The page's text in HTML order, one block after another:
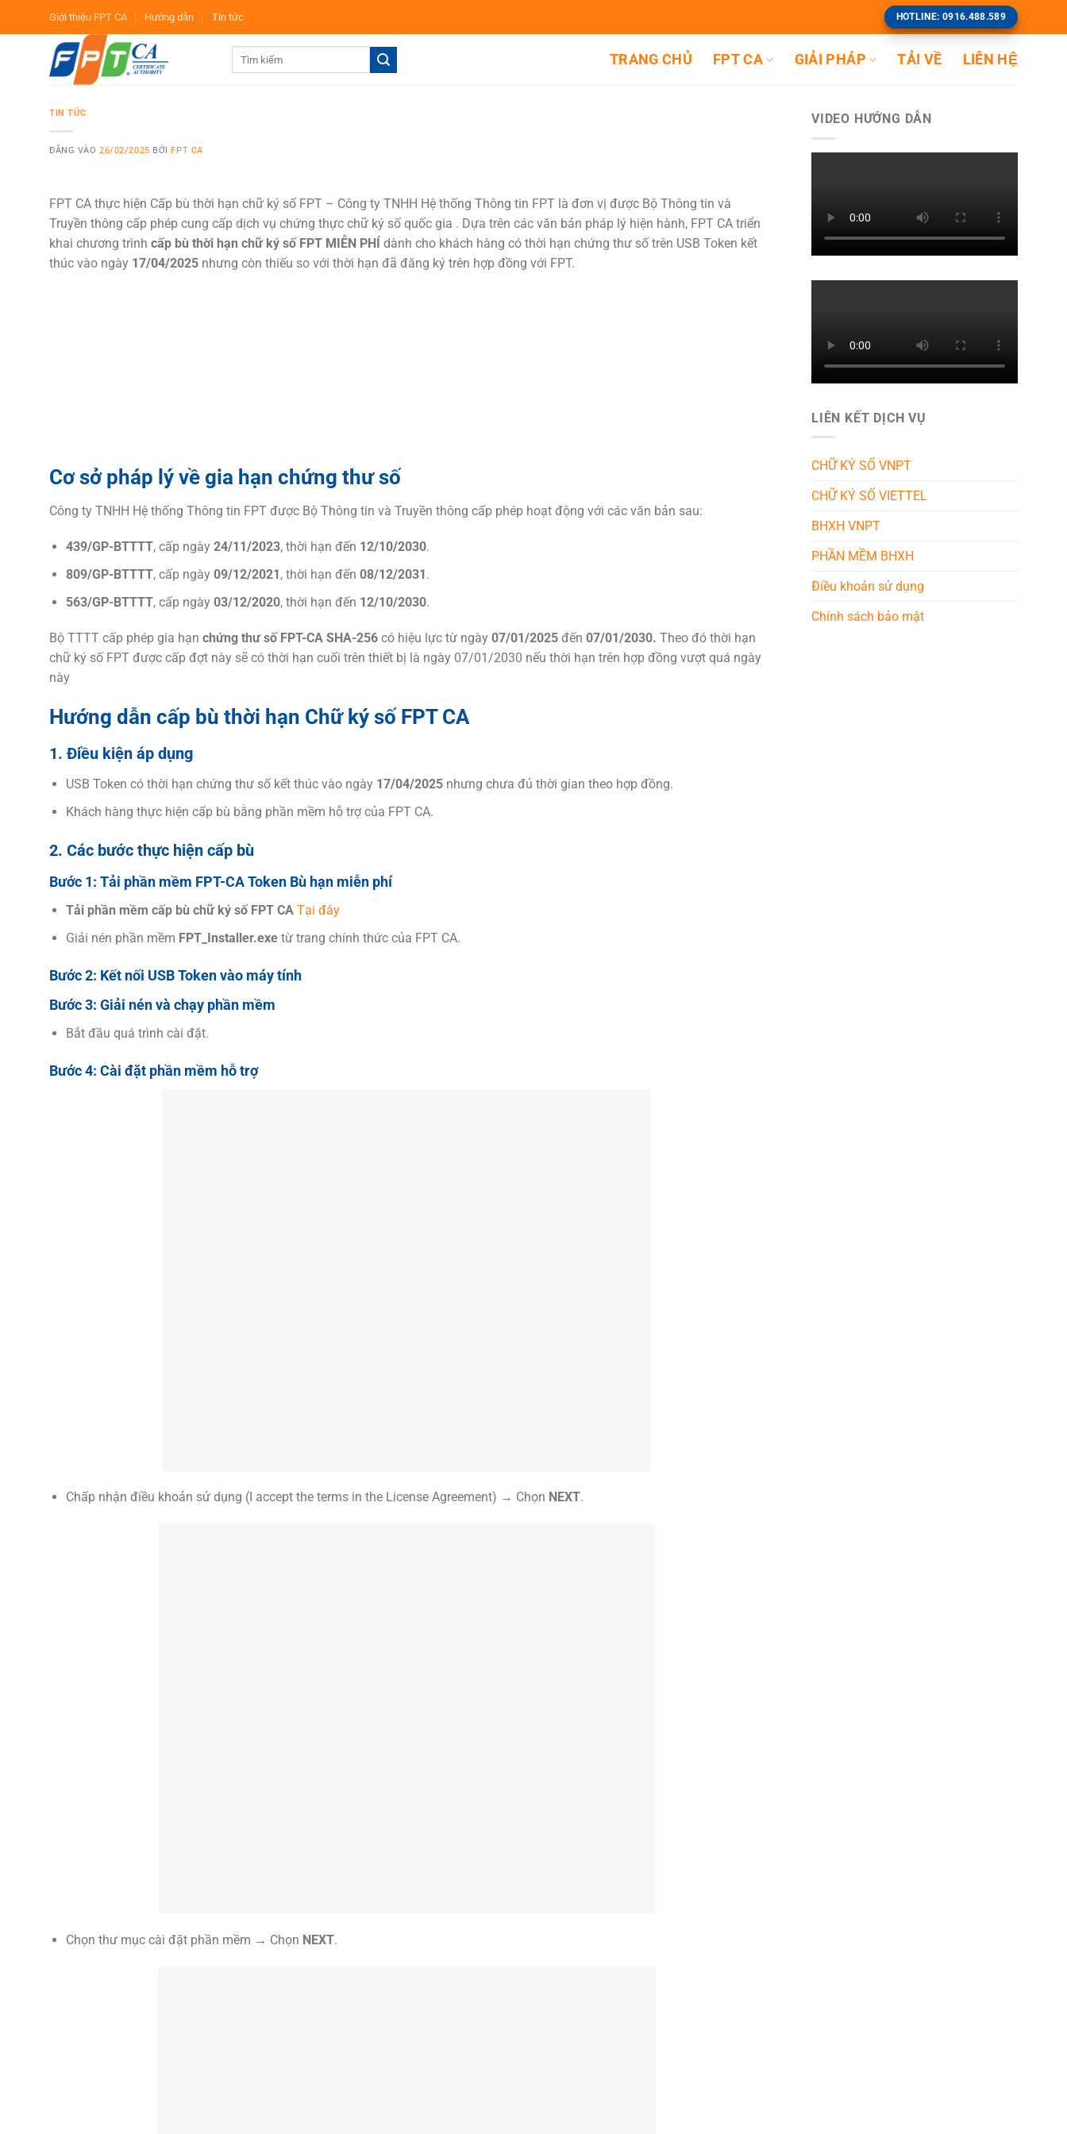
Giới thiệu FPT CA Hướng dẫn Tin tức HOTLINE: 0916.488.589
TRANG CHỦ FPT CA GIẢI PHÁP TẢI VỀ LIÊN HỆ
TIN TỨC
ĐĂNG VÀO26/02/2025 BỞI FPT CA
FPT CA thực hiện Cấp bù thời hạn chữ ký số FPT – Công ty TNHH Hệ thống Thông tin FPT là đơn vị được Bộ Thông tin và
Truyền thông cấp phép cung cấp dịch vụ chứng thực chữ ký số quốc gia . Dựa trên các văn bản pháp lý hiện hành, FPT CA triển
khai chương trình cấp bù thời hạn chữ ký số FPT MIỄN PHÍ dành cho khách hàng có thời hạn chứng thư số trên USB Token kết
thúc vào ngày 17/04/2025 nhưng còn thiếu so với thời hạn đã đăng ký trên hợp đồng với FPT.
Cơ sở pháp lý về gia hạn chứng thư số
Công ty TNHH Hệ thống Thông tin FPT được Bộ Thông tin và Truyền thông cấp phép hoạt động với các văn bản sau:
439/GP-BTTTT, cấp ngày 24/11/2023, thời hạn đến 12/10/2030.
809/GP-BTTTT, cấp ngày 09/12/2021, thời hạn đến 08/12/2031.
563/GP-BTTTT, cấp ngày 03/12/2020, thời hạn đến 12/10/2030.
Bộ TTTT cấp phép gia hạn chứng thư số FPT-CA SHA-256 có hiệu lực từ ngày 07/01/2025 đến 07/01/2030. Theo đó thời hạn
chữ ký số FPT được cấp đợt này sẽ có thời hạn cuối trên thiết bị là ngày 07/01/2030 nếu thời hạn trên hợp đồng vượt quá ngày
này
Hướng dẫn cấp bù thời hạn Chữ ký số FPT CA
1. Điều kiện áp dụng
USB Token có thời hạn chứng thư số kết thúc vào ngày 17/04/2025nhưng chưa đủ thời gian theo hợp đồng.
Khách hàng thực hiện cấp bù bằng phần mềm hỗ trợ của FPT CA.
2. Các bước thực hiện cấp bù
Bước 1: Tải phần mềm FPT-CA Token Bù hạn miễn phí
Tải phần mềm cấp bù chữ ký số FPT CA Tại đây
Giải nén phần mềm FPT_Installer.exetừ trang chính thức của FPT CA.
Bước 2: Kết nối USB Token vào máy tính
Bước 3: Giải nén và chạy phần mềm
Bắt đầu quá trình cài đặt.
Bước 4: Cài đặt phần mềm hỗ trợ
Chấp nhận điều khoản sử dụng (I accept the terms in the License Agreement) → Chọn NEXT.
Chọn thư mục cài đặt phần mềm → Chọn NEXT.
VIDEO HƯỚNG DẪN
LIÊN KẾT DỊCH VỤ
CHỮ KÝ SỐ VNPT
CHỮ KÝ SỐ VIETTEL
BHXH VNPT
PHẦN MỀM BHXH
Điều khoản sử dụng
Chính sách bảo mật